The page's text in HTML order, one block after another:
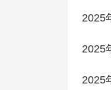
2025
2025
2025